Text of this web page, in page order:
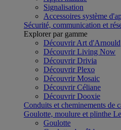
Signalisation
Accessoires système
Sécurité, communication et
Explorer par gamme
Découvrir Art d'Arnould
Découvrir Living Now
Découvrir Drivia
Découvrir Plexo
Découvrir Mosaic
Découvrir Céliane
Découvrir Dooxie
Conduits et cheminements de
Goulotte, moulure et plinthe
Goulotte